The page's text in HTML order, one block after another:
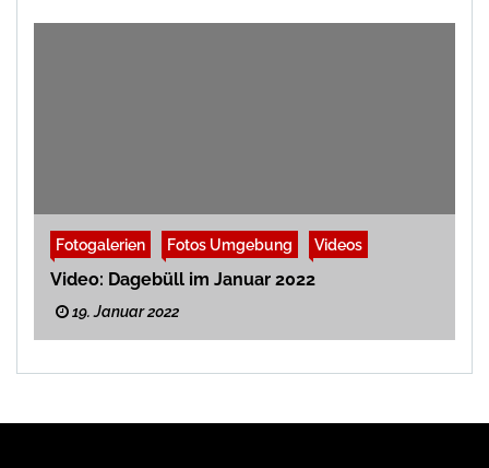
Fotogalerien Fotos Umgebung Videos
Video: Dagebüll im Januar 2022
19. Januar 2022